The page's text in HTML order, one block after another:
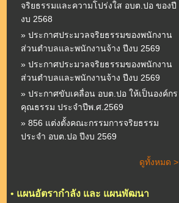
จริยธรรมและความโปร่งใส อบต.ปอ ของปี
งบ 2568
» ประกาศประมวลจริยธรรมของพนักงาน
ส่วนตำบลและพนักงานจ้าง ปีงบ 2569
» ประกาศประมวลจริยธรรมของพนักงาน
ส่วนตำบลและพนักงานจ้าง ปีงบ 2569
» ประกาศขับเคลื่อน อบต.ปอ ให้เป็นองค์กร
คุณธรรม ประจำปีพ.ศ.2569
» 856 แต่งตั้งคณะกรรมการจริยธรรม
ประจำ อบต.ปอ ปีงบ 2569
ดูทั้งหมด >
• แผนอัตรากำลัง และ แผนพัฒนา